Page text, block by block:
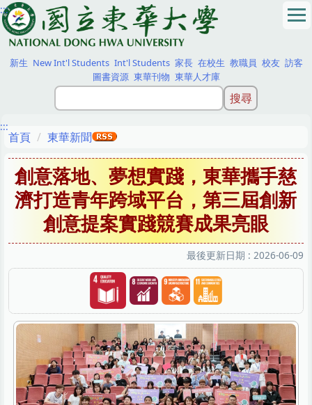
跳
到
主
要
內
:::
新生 New Int'l Students Int'l Students 家長 在校生 教職員 校友 訪客
圖書資源 東華刊物 東華人才庫
:::
首頁 東華新聞
創意落地、夢想實踐，東華攜手慈
濟打造青年跨域平台，第三屆創新
創意提案實踐競賽成果亮眼
最後更新日期 : 2026-06-09